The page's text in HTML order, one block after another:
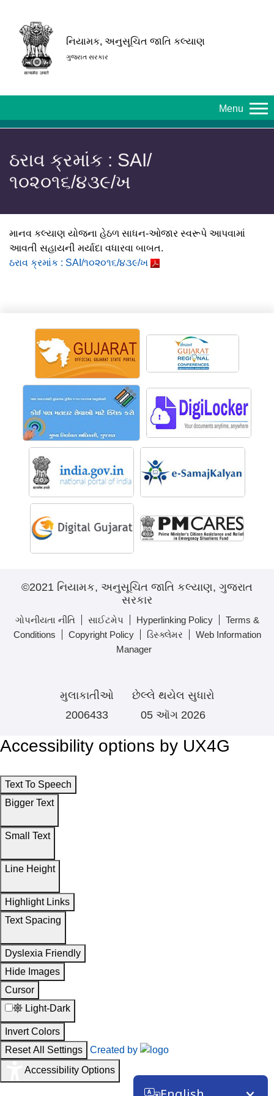
નિયામક, અનુસૂચિત જાતિ કલ્યાણ
ગુજરાત સરકાર
Menu
ઠરાવ ક્રમાંક : SAI/
૧૦૨૦૧૬/૪૩૯/ખ
માનવ કલ્યાણ યોજના હેઠળ સાધન-ઓજાર સ્વરૂપે આપવામાં
આવતી સહાયની મર્યાદા વધારવા બાબત.
ઠરાવ ક્રમાંક : SAI/૧૦૨૦૧૬/૪૩૯/ખ
©2021 નિયામક, અનુસૂચિત જાતિ કલ્યાણ, ગુજરાત
સરકાર
ગોપનીયતા નીતિ સાઈટમેપ Hyperlinking Policy
Terms &
Conditions
Copyright Policy ડિસ્ક્લેમર
Web Information
Manager
મુલાકાતીઓ
2006433
છેલ્લે થયેલ સુધારો
05 ઑગ 2026
Accessibility options by UX4G
Text To Speech
Bigger Text
Small Text
Line Height
Highlight Links
Text Spacing
Dyslexia Friendly
Hide Images
Cursor
Light-Dark
Invert Colors
Reset All Settings
Created by
Accessibility Options